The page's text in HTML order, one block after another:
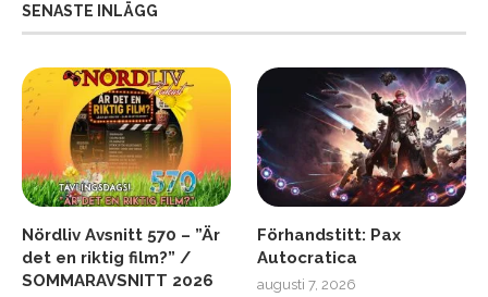
SENASTE INLÄGG
Nördliv Avsnitt 570 – ”Är
det en riktig film?” /
SOMMARAVSNITT 2026
Förhandstitt: Pax
Autocratica
augusti 7, 2026